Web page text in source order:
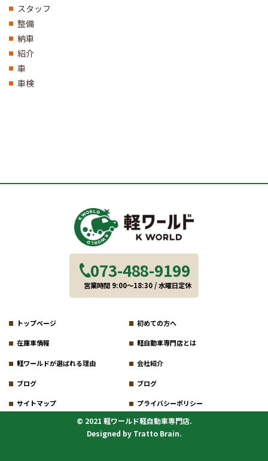
スタッフ
整備
納車
紹介
車
車検
073-488-9199
営業時間 9:00～18:30 / 水曜日定休
トップページ 初めての方へ
在庫車情報 軽自動車専門店とは
軽ワールドが選ばれる理由 会社紹介
ブログ ブログ
サイトマップ プライバシーポリシー
© 2021 軽ワールド軽自動車専門店.
Designed by Tratto Brain.